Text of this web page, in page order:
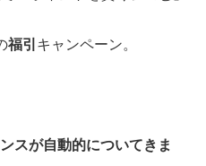
福引 キャンペーン。
スが自動的についてきま